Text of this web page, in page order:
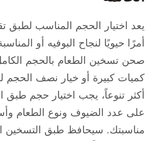
يعد اختيار الحجم المناسب لطبق
أمرًا حيويًا لنجاح البوفيه أو
صحن تسخين الطعام بالحجم
كميات كبيرة أو خيار نصف الحجم
أكثر تنوعاً، يجب اختيار حجم طبق
على عدد الضيوف ونوع الطعام
مناسبتك. سيحافظ طبق التسخين